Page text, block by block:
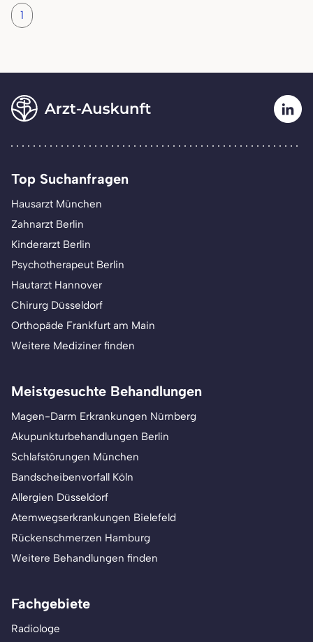
1
Top Suchanfragen
Hausarzt München
Zahnarzt Berlin
Kinderarzt Berlin
Psychotherapeut Berlin
Hautarzt Hannover
Chirurg Düsseldorf
Orthopäde Frankfurt am Main
Weitere Mediziner finden
Meistgesuchte Behandlungen
Magen-Darm Erkrankungen Nürnberg
Akupunkturbehandlungen Berlin
Schlafstörungen München
Bandscheibenvorfall Köln
Allergien Düsseldorf
Atemwegserkrankungen Bielefeld
Rückenschmerzen Hamburg
Weitere Behandlungen finden
Fachgebiete
Radiologe